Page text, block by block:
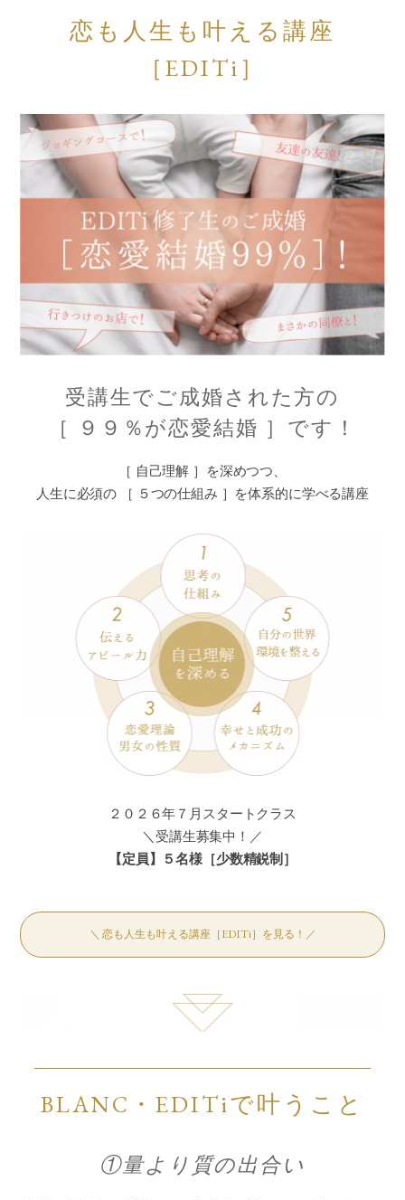
恋も人生も叶える講座
［EDITi］
受講生でご成婚された方の
［ ９９％が恋愛結婚 ］です！
［ 自己理解 ］を深めつつ、
人生に必須の ［ ５つの仕組み ］を体系的に学べる講座
２０２６年７月スタートクラス
＼受講生募集中！／
【定員】５名様［少数精鋭制］
＼ 恋も人生も叶える講座［EDITi］を見る！／
BLANC・EDITiで叶うこと
①量より質の出合い